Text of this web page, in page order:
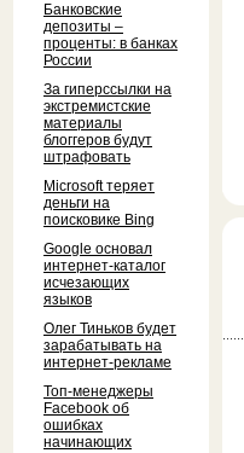
Банковские
депозиты –
проценты: в банках
России
За гиперссылки на
экстремистские
материалы
блоггеров будут
штрафовать
Microsoft теряет
деньги на
поисковике Bing
Google основал
интернет-каталог
исчезающих
языков
Олег Тиньков будет
зарабатывать на
интернет-рекламе
Топ-менеджеры
Facebook об
ошибках
начинающих